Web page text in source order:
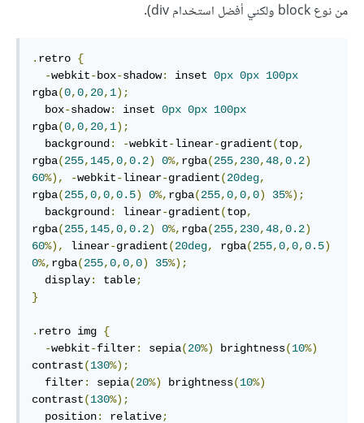
من نوع block ولكني أفضل استخدام div).
. retro {
-webkit-box-shadow: inset 0px 0px 100px
rgba(0,0, 20, 1);
  box
-shadow: inset 0px 0px 100px
rgba(0,0, 20, 1);
  background
: -webkit-linear-gradient(top,
rgba(255, 145,0,0.2) 0%, rgba(255, 230,48,0.2)
60%), -webkit-linear-gradient(20deg,
rgba(255,0,0,0.5) 0%, rgba(255,0,0,0) 35%);
  background
: linear-gradient(top,
rgba(255, 145,0,0.2) 0%, rgba(255, 230,48,0.2)
60%), linear-gradient(20deg, rgba(255,0,0,0.5)
0%, rgba(255,0,0,0) 35%);
  display
: table;
}
. retro img {
-webkit-filter: sepia(20%) brightness(10%)
contrast(130%);
  filter
: sepia(20%) brightness(10%)
contrast(130%);
  position
: relative;